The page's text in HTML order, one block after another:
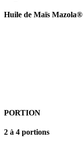
Huile de Maïs Mazola®
PORTION
2 à 4 portions